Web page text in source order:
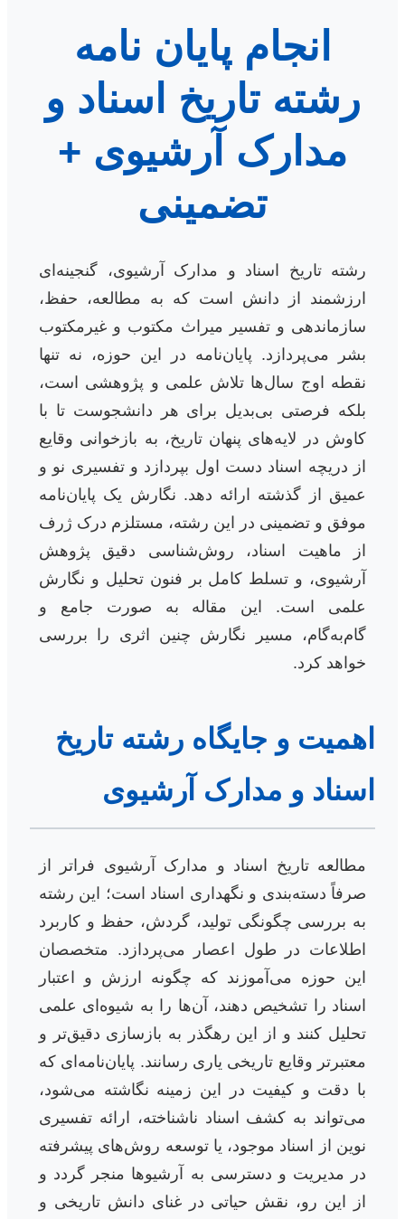
انجام پایان نامه
رشته تاریخ اسناد و
مدارک آرشیوی +
تضمینی
رشته تاریخ اسناد و مدارک آرشیوی، گنجینه‌ای
ارزشمند از دانش است که به مطالعه، حفظ،
سازماندهی و تفسیر میراث مکتوب و غیرمکتوب
بشر می‌پردازد. پایان‌نامه در این حوزه، نه تنها
نقطه اوج سال‌ها تلاش علمی و پژوهشی است،
بلکه فرصتی بی‌بدیل برای هر دانشجوست تا با
کاوش در لایه‌های پنهان تاریخ، به بازخوانی وقایع
از دریچه اسناد دست اول بپردازد و تفسیری نو و
عمیق از گذشته ارائه دهد. نگارش یک پایان‌نامه
موفق و تضمینی در این رشته، مستلزم درک ژرف
از ماهیت اسناد، روش‌شناسی دقیق پژوهش
آرشیوی، و تسلط کامل بر فنون تحلیل و نگارش
علمی است. این مقاله به صورت جامع و
گام‌به‌گام، مسیر نگارش چنین اثری را بررسی
خواهد کرد.
اهمیت و جایگاه رشته تاریخ
اسناد و مدارک آرشیوی
مطالعه تاریخ اسناد و مدارک آرشیوی فراتر از
صرفاً دسته‌بندی و نگهداری اسناد است؛ این رشته
به بررسی چگونگی تولید، گردش، حفظ و کاربرد
اطلاعات در طول اعصار می‌پردازد. متخصصان
این حوزه می‌آموزند که چگونه ارزش و اعتبار
اسناد را تشخیص دهند، آن‌ها را به شیوه‌ای علمی
تحلیل کنند و از این رهگذر به بازسازی دقیق‌تر و
معتبرتر وقایع تاریخی یاری رسانند. پایان‌نامه‌ای که
با دقت و کیفیت در این زمینه نگاشته می‌شود،
می‌تواند به کشف اسناد ناشناخته، ارائه تفسیری
نوین از اسناد موجود، یا توسعه روش‌های پیشرفته
در مدیریت و دسترسی به آرشیوها منجر گردد و
از این رو، نقش حیاتی در غنای دانش تاریخی و